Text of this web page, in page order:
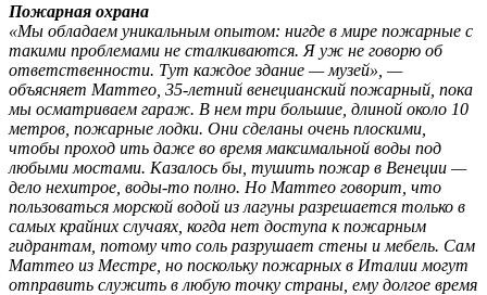
Пожарная охрана
«Мы обладаем уникальным опытом: нигде в мире пожарные с
такими проблемами не сталкиваются. Я уж не говорю об
ответственности. Тут каждое здание — музей», —
объясняет Маттео, 35-летний венецианский пожарный, пока
мы осматриваем гараж. В нем три большие, длиной около 10
метров, пожарные лодки. Они сделаны очень плоскими,
чтобы проход ить даже во время максимальной воды под
любыми мостами. Казалось бы, тушить пожар в Венеции —
дело нехитрое, воды-то полно. Но Маттео говорит, что
пользоваться морской водой из лагуны разрешается только в
самых крайних случаях, когда нет доступа к пожарным
гидрантам, потому что соль разрушает стены и мебель. Сам
Маттео из Местре, но поскольку пожарных в Италии могут
отправить служить в любую точку страны, ему долгое время